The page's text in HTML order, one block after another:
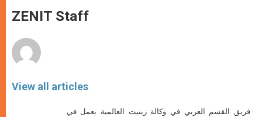
p
p
g
e
o
k
ZENIT Staff
View all articles
فريق القسم العربي في وكالة زينيت العالمية يعمل في